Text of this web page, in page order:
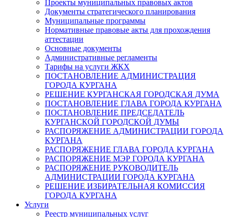
Проекты муниципальных правовых актов
Документы стратегического планирования
Муниципальные программы
Нормативные правовые акты для прохождения
аттестации
Основные документы
Административные регламенты
Тарифы на услуги ЖКХ
ПОСТАНОВЛЕНИЕ АДМИНИСТРАЦИЯ
ГОРОДА КУРГАНА
РЕШЕНИЕ КУРГАНСКАЯ ГОРОДСКАЯ ДУМА
ПОСТАНОВЛЕНИЕ ГЛАВА ГОРОДА КУРГАНА
ПОСТАНОВЛЕНИЕ ПРЕДСЕДАТЕЛЬ
КУРГАНСКОЙ ГОРОДСКОЙ ДУМЫ
РАСПОРЯЖЕНИЕ АДМИНИСТРАЦИИ ГОРОДА
КУРГАНА
РАСПОРЯЖЕНИЕ ГЛАВА ГОРОДА КУРГАНА
РАСПОРЯЖЕНИЕ МЭР ГОРОДА КУРГАНА
РАСПОРЯЖЕНИЕ РУКОВОДИТЕЛЬ
АДМИНИСТРАЦИИ ГОРОДА КУРГАНА
РЕШЕНИЕ ИЗБИРАТЕЛЬНАЯ КОМИССИЯ
ГОРОДА КУРГАНА
Услуги
Реестр муниципальных услуг